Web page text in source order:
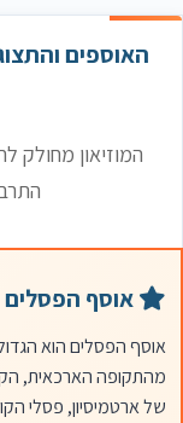
האוספים
המוזיאון מחולק
אוסף הפסלים
אוסף הפסלים הוא הגדול
מהתקופה הארכאית,
של ארטמיסיון, פסלי